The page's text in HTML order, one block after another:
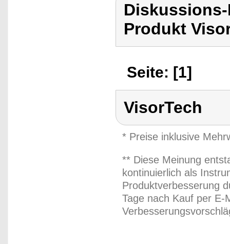
Produkt
Seite: [1]
VisorTech
* Preise inklusive
** Diese Meinung
kontinuierlich als
Produktverbesserung
Tage nach Kauf per E-